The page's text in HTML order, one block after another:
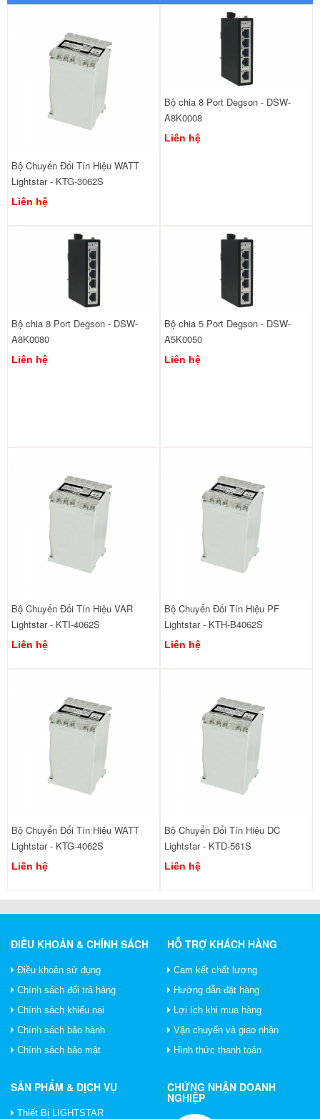
Bộ Chuyển Đổi Tín Hiệu WATT
Lightstar - KTG-3062S
Liên hệ
Bộ chia 8 Port Degson - DSW-
A8K0008
Liên hệ
Bộ chia 8 Port Degson - DSW-
A8K0080
Liên hệ
Bộ chia 5 Port Degson - DSW-
A5K0050
Liên hệ
Bộ Chuyển Đổi Tín Hiệu VAR
Lightstar - KTI-4062S
Liên hệ
Bộ Chuyển Đổi Tín Hiệu PF
Lightstar - KTH-B4062S
Liên hệ
Bộ Chuyển Đổi Tín Hiệu WATT
Lightstar - KTG-4062S
Liên hệ
Bộ Chuyển Đổi Tín Hiệu DC
Lightstar - KTD-561S
Liên hệ
ĐIỀU KHOẢN & CHÍNH SÁCH
Điều khoản sử dụng
Chính sách đổi trả hàng
Chính sách khiếu nại
Chính sách bảo hành
Chính sách bảo mật
HỖ TRỢ KHÁCH HÀNG
Cam kết chất lượng
Hướng dẫn đặt hàng
Lợi ích khi mua hàng
Vận chuyển và giao nhận
Hình thức thanh toán
SẢN PHẨM & DỊCH VỤ
Thiết Bị LIGHTSTAR
CHỨNG NHẬN DOANH
NGHIỆP